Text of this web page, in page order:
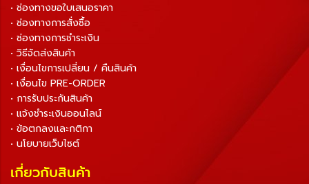
• ช่องทางขอใบเสนอราคา
• ช่องทางการสั่งซื้อ
• ช่องทางการชำระเงิน
• วิธีจัดส่งสินค้า
• เงื่อนไขการเปลี่ยน / คืนสินค้า
• เงื่อนไข PRE-ORDER
• การรับประกันสินค้า
• แจ้งชำระเงินออนไลน์
• ข้อตกลงและกติกา
• นโยบายเว็บไซต์
เกี่ยวกับสินค้า